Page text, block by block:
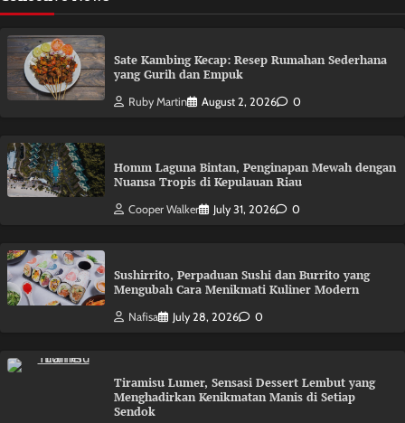
Sate Kambing Kecap: Resep Rumahan Sederhana
yang Gurih dan Empuk
Ruby Martin August 2, 2026 0
Homm Laguna Bintan, Penginapan Mewah dengan
Nuansa Tropis di Kepulauan Riau
Cooper Walker July 31, 2026 0
Sushirrito, Perpaduan Sushi dan Burrito yang
Mengubah Cara Menikmati Kuliner Modern
Nafisa July 28, 2026 0
Tiramisu Lumer, Sensasi Dessert Lembut yang
Menghadirkan Kenikmatan Manis di Setiap
Sendok